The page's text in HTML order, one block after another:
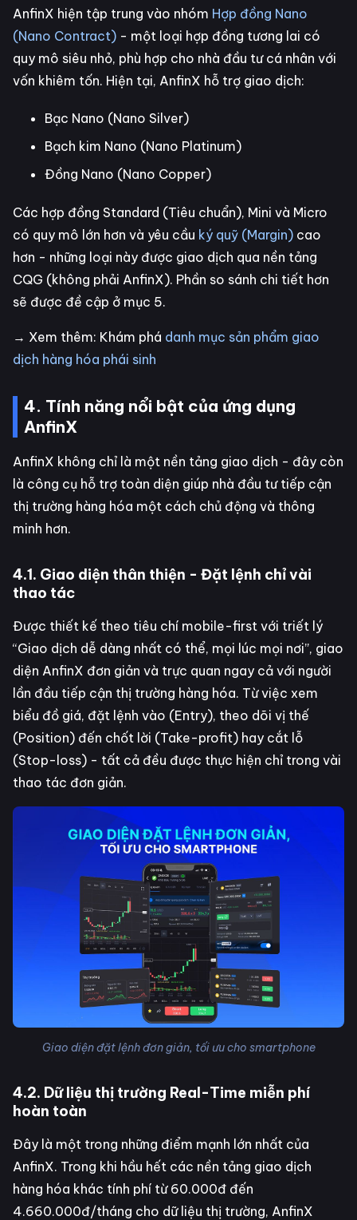
AnfinX hiện tập trung vào nhóm Hợp đồng Nano
(Nano Contract) - một loại hợp đồng tương lai có
quy mô siêu nhỏ, phù hợp cho nhà đầu tư cá nhân với
vốn khiêm tốn. Hiện tại, AnfinX hỗ trợ giao dịch:
Bạc Nano (Nano Silver)
Bạch kim Nano (Nano Platinum)
Đồng Nano (Nano Copper)
Các hợp đồng Standard (Tiêu chuẩn), Mini và Micro
có quy mô lớn hơn và yêu cầu ký quỹ (Margin) cao
hơn - những loại này được giao dịch qua nền tảng
CQG (không phải AnfinX). Phần so sánh chi tiết hơn
sẽ được đề cập ở mục 5.
→ Xem thêm: Khám phá danh mục sản phẩm giao
dịch hàng hóa phái sinh
4. Tính năng nổi bật của ứng dụng
AnfinX
AnfinX không chỉ là một nền tảng giao dịch - đây còn
là công cụ hỗ trợ toàn diện giúp nhà đầu tư tiếp cận
thị trường hàng hóa một cách chủ động và thông
minh hơn.
4.1. Giao diện thân thiện - Đặt lệnh chỉ vài
thao tác
Được thiết kế theo tiêu chí mobile-first với triết lý
“Giao dịch dễ dàng nhất có thể, mọi lúc mọi nơi”, giao
diện AnfinX đơn giản và trực quan ngay cả với người
lần đầu tiếp cận thị trường hàng hóa. Từ việc xem
biểu đồ giá, đặt lệnh vào (Entry), theo dõi vị thế
(Position) đến chốt lời (Take-profit) hay cắt lỗ
(Stop-loss) - tất cả đều được thực hiện chỉ trong vài
thao tác đơn giản.
Giao diện đặt lệnh đơn giản, tối ưu cho smartphone
4.2. Dữ liệu thị trường Real-Time miễn phí
hoàn toàn
Đây là một trong những điểm mạnh lớn nhất của
AnfinX. Trong khi hầu hết các nền tảng giao dịch
hàng hóa khác tính phí từ 60.000đ đến
4.660.000đ/tháng cho dữ liệu thị trường, AnfinX